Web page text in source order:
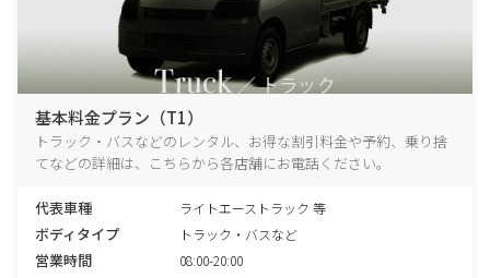
基本料金プラン（T1）
トラック・バスなどのレンタル、お得な割引料金や予約、乗り捨
てなどの詳細は、こちらから各店舗にお電話ください。
代表車種 ライトエーストラック 等
ボディタイプ トラック・バスなど
営業時間 08:00-20:00